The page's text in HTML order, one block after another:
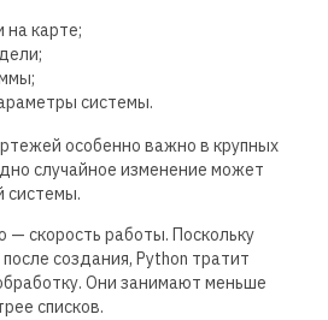
на карте;
системы.
особенно важно в крупных
случайное изменение может
системы.
скорость работы. Поскольку
создания, Python тратит
Они занимают меньше
списков.